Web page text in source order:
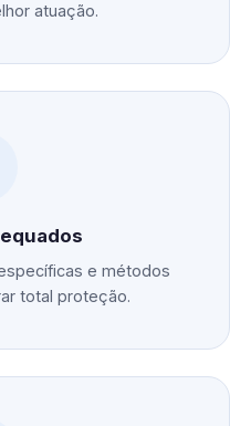
atuação.
e métodos
total proteção.